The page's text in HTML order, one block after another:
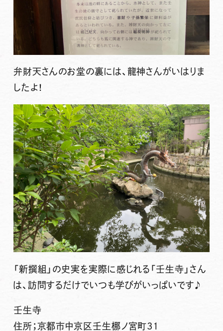
弁財天さんのお堂の裏には、龍神さんがいはりま
したよ！
「新撰組」の史実を実際に感じれる「壬生寺」さん
は、訪問するだけでいつも学びがいっぱいです♪
壬生寺
住所；京都市中京区壬生梛ノ宮町31